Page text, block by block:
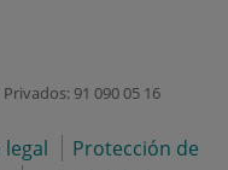
Privados: 91 090 05 16
legal
Protección de